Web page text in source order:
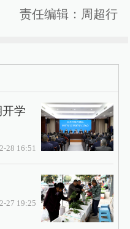
责任编辑：周超行
学
28 16:51
27 19:25